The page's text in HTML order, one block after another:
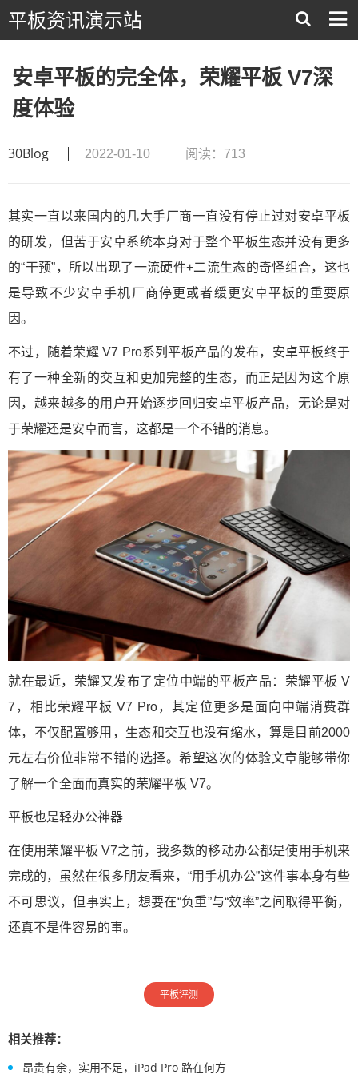
平板资讯演示站
安卓平板的完全体，荣耀平板 V7深
度体验
30Blog 2022-01-10 阅读：713
其实一直以来国内的几大手厂商一直没有停止过对安卓平板
的研发，但苦于安卓系统本身对于整个平板生态并没有更多
的“干预”，所以出现了一流硬件+二流生态的奇怪组合，这也
是导致不少安卓手机厂商停更或者缓更安卓平板的重要原
因。
不过，随着荣耀 V7 Pro系列平板产品的发布，安卓平板终于
有了一种全新的交互和更加完整的生态，而正是因为这个原
因，越来越多的用户开始逐步回归安卓平板产品，无论是对
于荣耀还是安卓而言，这都是一个不错的消息。
就在最近，荣耀又发布了定位中端的平板产品：荣耀平板 V
7，相比荣耀平板 V7 Pro，其定位更多是面向中端消费群
体，不仅配置够用，生态和交互也没有缩水，算是目前2000
元左右价位非常不错的选择。希望这次的体验文章能够带你
了解一个全面而真实的荣耀平板 V7。
平板也是轻办公神器
在使用荣耀平板 V7之前，我多数的移动办公都是使用手机来
完成的，虽然在很多朋友看来，“用手机办公”这件事本身有些
不可思议，但事实上，想要在“负重”与“效率”之间取得平衡，
还真不是件容易的事。
平板评测
相关推荐：
昂贵有余，实用不足，iPad Pro 路在何方